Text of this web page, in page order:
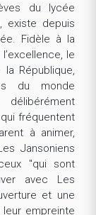
du lycée
existe depuis
Fidèle à la
le
République,
du monde
fréquentent
à animer,
Jansoniens
"qui sont
avec Les
et une
empreinte